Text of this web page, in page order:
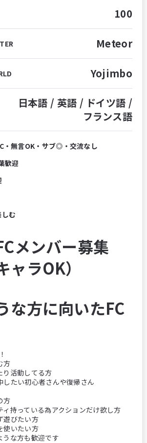
100
Meteor
Yojimbo
日本語 / 英語 / ドイツ語 /
フランス語
・無言OK・サブ◎・交流なし
歓迎
む
メンバー募集
ャラOK）
な方に向いたFC
方
り活動してる方
したい初心者さんや復帰さん
方
ィ持っている為アクションだけ欲し方
遊びたい方
使いたい方
うな方も歓迎です